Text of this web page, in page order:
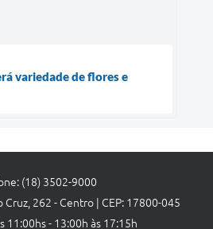
variedade de flores e
(18) 3502-9000
Cruz, 262 - Centro | CEP: 17800-045
11:00hs - 13:00h às 17:15h